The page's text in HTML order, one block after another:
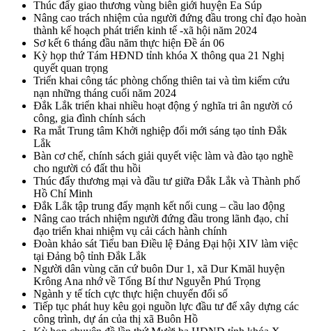
Thúc đẩy giao thương vùng biên giới huyện Ea Súp
Nâng cao trách nhiệm của người đứng đầu trong chỉ đạo hoàn
thành kế hoạch phát triển kinh tế -xã hội năm 2024
Sơ kết 6 tháng đầu năm thực hiện Đề án 06
Kỳ họp thứ Tám HĐND tỉnh khóa X thông qua 21 Nghị
quyết quan trọng
Triển khai công tác phòng chống thiên tai và tìm kiếm cứu
nạn những tháng cuối năm 2024
Đắk Lắk triển khai nhiều hoạt động ý nghĩa tri ân người có
công, gia đình chính sách
Ra mắt Trung tâm Khởi nghiệp đổi mới sáng tạo tỉnh Đắk
Lắk
Bàn cơ chế, chính sách giải quyết việc làm và đào tạo nghề
cho người có đất thu hồi
Thúc đẩy thương mại và đầu tư giữa Đắk Lắk và Thành phố
Hồ Chí Minh
Đắk Lắk tập trung đẩy mạnh kết nối cung – cầu lao động
Nâng cao trách nhiệm người đứng đầu trong lãnh đạo, chỉ
đạo triển khai nhiệm vụ cải cách hành chính
Đoàn khảo sát Tiểu ban Điều lệ Đảng Đại hội XIV làm việc
tại Đảng bộ tỉnh Đắk Lắk
Người dân vùng căn cứ buôn Dur 1, xã Dur Kmăl huyện
Krông Ana nhớ về Tổng Bí thư Nguyễn Phú Trọng
Ngành y tế tích cực thực hiện chuyển đổi số
Tiếp tục phát huy kêu gọi nguồn lực đầu tư để xây dựng các
công trình, dự án của thị xã Buôn Hồ